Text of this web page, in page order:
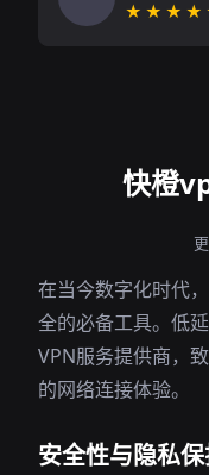
快橙
在当今数字化时代
全的必备工具。低
VPN服务提供商，
的网络连接体验。
安全性与隐私